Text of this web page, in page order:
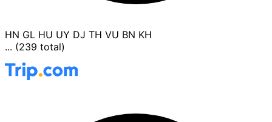
HN GL HU UY DJ TH VU BN KH
... (239 total)